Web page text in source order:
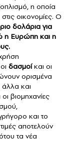
η οποία
οικονομίες. Ο
δολάρια για
η Ευρώπη και η
δασμοίκαι οι
ορισμένα
και
βιομηχανίες
και το
αποτελούν
τα νέα